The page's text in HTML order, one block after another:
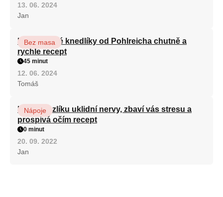
13. 06. 2024
Jan
Karlovarské knedlíky od Pohlreicha chutně a
rychle recept
Bez masa
45 minut
12. 06. 2024
Tomáš
Kořen kozlíku uklidní nervy, zbaví vás stresu a
prospívá očím recept
Nápoje
0 minut
20. 09. 2022
Jan